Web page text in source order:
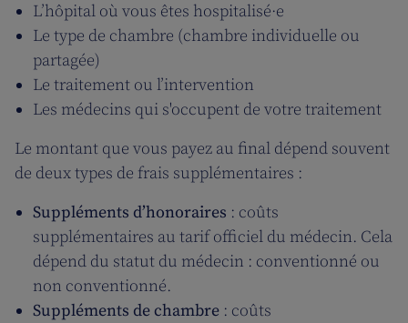
L’hôpital où vous êtes hospitalisé·e
Le type de chambre (chambre individuelle ou
partagée)
Le traitement ou l’intervention
Les médecins qui s'occupent de votre traitement
Le montant que vous payez au final dépend souvent
de deux types de frais supplémentaires :
Suppléments d’honoraires : coûts
supplémentaires au tarif officiel du médecin. Cela
dépend du statut du médecin : conventionné ou
non conventionné.
Suppléments de chambre : coûts